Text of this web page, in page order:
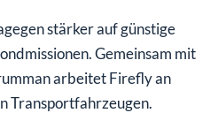
stärker auf günstige
Gemeinsam mit
arbeitet Firefly an
Transportfahrzeugen.